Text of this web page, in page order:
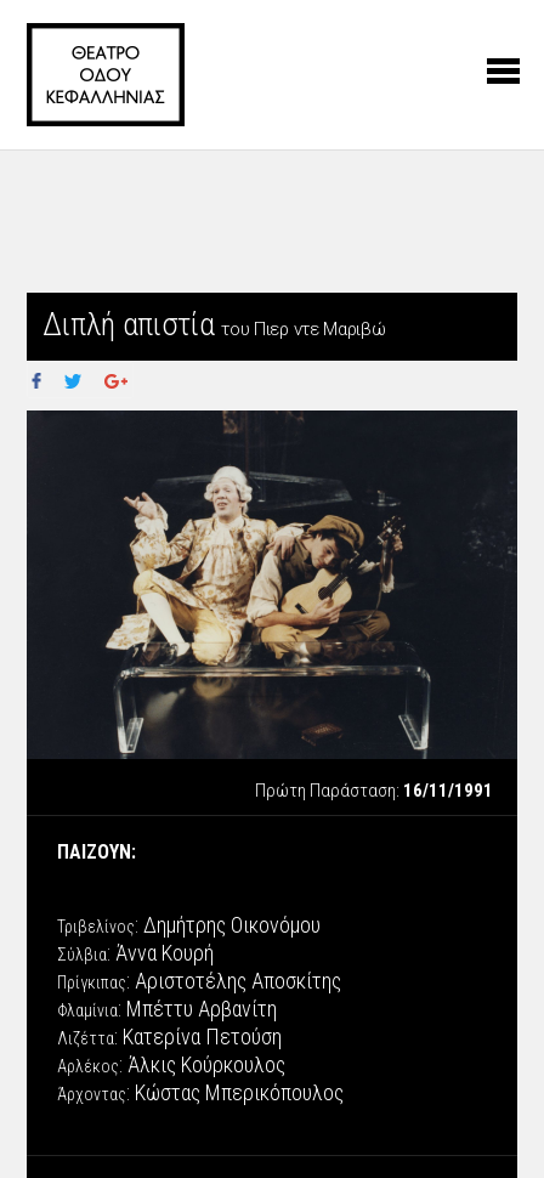
Διπλή απιστίατου Πιερ ντε Μαριβώ
Πρώτη Παράσταση: 16/11/1991
ΠΑΙΖΟΥΝ:
Τριβελίνος: Δημήτρης Οικονόμου
Σύλβια: Άννα Κουρή
Πρίγκιπας: Αριστοτέλης Αποσκίτης
Φλαμίνια: Μπέττυ Αρβανίτη
Λιζέττα: Κατερίνα Πετούση
Αρλέκος: Άλκις Κούρκουλος
Άρχοντας: Κώστας Μπερικόπουλος